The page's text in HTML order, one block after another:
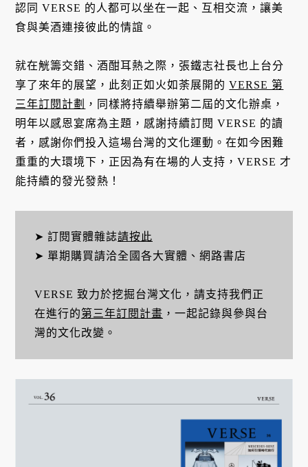
認同 VERSE 的人都可以坐在一起、互相交流，讓美
食與美酒連接彼此的情誼。
就在觥籌交錯、酒酣耳熱之際，張鐵志社長也上台分
享了來年的展望，此刻正如火如荼展開的VERSE 第
三年訂閱計劃
，同樣將持續舉辦第二屆的文化辦桌，
明年以感恩宴席為主題，感謝持續訂閱 VERSE 的讀
者，感謝你們投入這場台灣的文化運動。在如今困難
重重的大環境下，正因為有在場的人支持，VERSE 才
能持續的發光發熱！
➤ 訂閱實體雜誌請按此
➤ 單期購買請洽全國各大實體、網路書店
VERSE 致力於挖掘台灣文化，請支持我們正
在進行的第三年訂閱計畫 ，一起記錄與參與台
灣的文化改變。